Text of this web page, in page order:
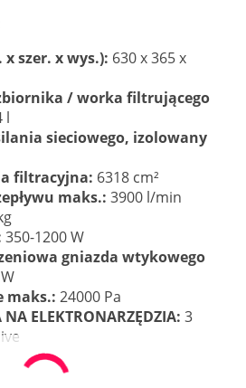
x szer. x wys.): 630 x 365 x
/ worka filtrującego
l
sieciowego, izolowany
filtracyjna: 6318 cm²
maks.: 3900 l/min
350-1200 W
gniazda wtykowego
maks.: 24000 Pa
NA ELEKTRONARZĘDZIA: 3